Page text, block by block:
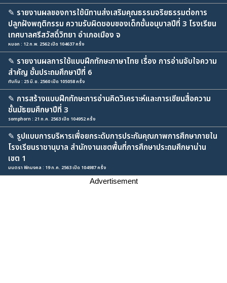
✎ รายงานผลของการใช้นิทานส่งเสริมคุณธรรมจริยธรรมต่อการ
ปลูกฝังพฤติกรรม ความรับผิดชอบของเด็กชั้นอนุบาลปีที่ 3 โรงเรียน
เทศบาลศรีสวัสดิ์วิทยา อำเภอเมือง จ
หมอก : 12 ก.พ. 2562 เปิด 104637 ครั้ง
✎ รายงานผลการใช้แบบฝึกทักษะภาษาไทย เรื่อง การอ่านจับใจความ
สำคัญ ชั้นประถมศึกษาปีที่ 6
ทับทิม : 25 มิ.ย. 2560 เปิด 105058 ครั้ง
✎ การสร้างแบบฝึกทักษะการอ่านคิดวิเคราะห์และการเขียนสื่อความ
ชั้นมัธยมศึกษาปีที่ 3
somphorn : 21 ก.ค. 2563 เปิด 104952 ครั้ง
✎ รูปแบบการบริหารเพื่อยกระดับการประกันคุณภาพการศึกษาภายใน
โรงเรียนราชานุบาล สำนักงานเขตพื้นที่การศึกษาประถมศึกษาน่าน
เขต 1
มนตรา ฟักมงคล : 19 ก.ค. 2563 เปิด 104987 ครั้ง
Advertisement